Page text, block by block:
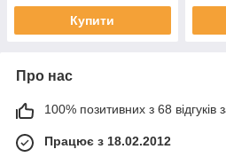
Купити
Про нас
100% позитивних з 68 відгуків
Працює з 18.02.2012